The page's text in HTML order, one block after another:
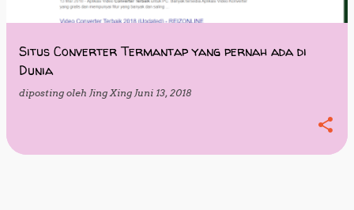
n
Situs Converter Termantap yang pernah ada di
Dunia
diposting oleh Jing Xing Juni 13, 2018